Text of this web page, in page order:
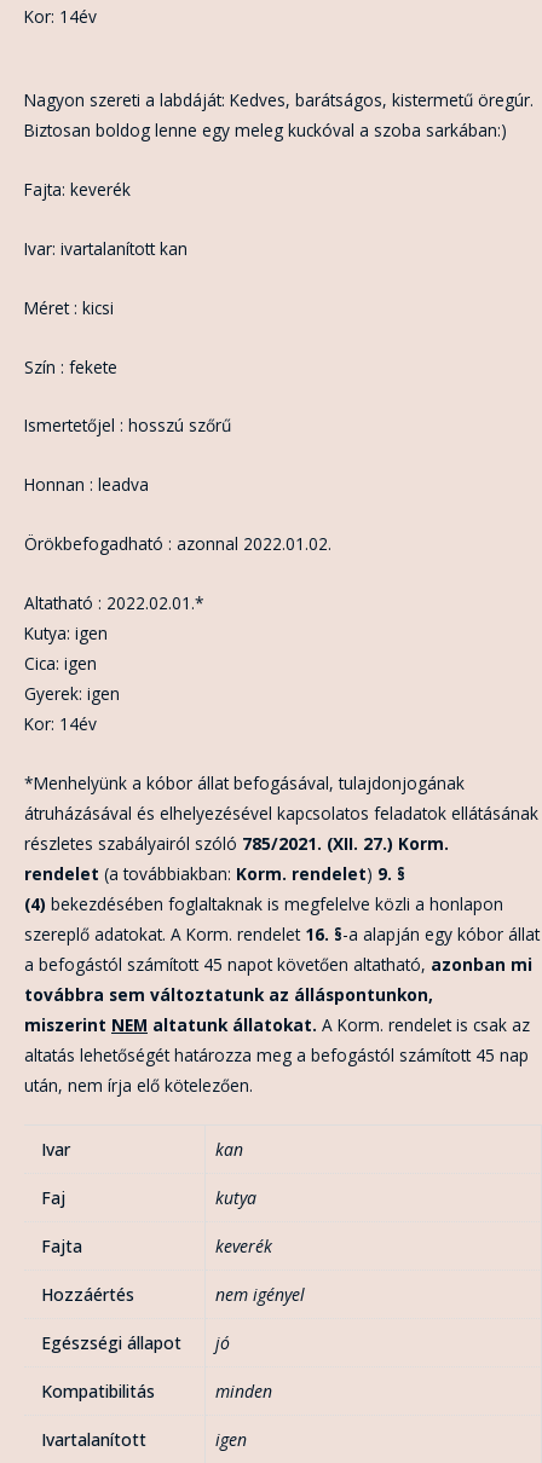
Kor: 14év
Nagyon szereti a labdáját: Kedves, barátságos, kistermetű öregúr.
Biztosan boldog lenne egy meleg kuckóval a szoba sarkában:)
Fajta: keverék
Ivar: ivartalanított kan
Méret : kicsi
Szín : fekete
Ismertetőjel : hosszú szőrű
Honnan : leadva
Örökbefogadható : azonnal 2022.01.02.
Altatható : 2022.02.01.*
Kutya: igen
Cica: igen
Gyerek: igen
Kor: 14év
*Menhelyünk a kóbor állat befogásával, tulajdonjogának
átruházásával és elhelyezésével kapcsolatos feladatok ellátásának
részletes szabályairól szóló 785/2021. (XII. 27.) Korm.
rendelet (a továbbiakban: Korm. rendelet) 9. §
(4) bekezdésében foglaltaknak is megfelelve közli a honlapon
szereplő adatokat. A Korm. rendelet 16. §-a alapján egy kóbor állat
a befogástól számított 45 napot követően altatható, azonban mi
továbbra sem változtatunk az álláspontunkon,
miszerint NEM altatunk állatokat. A Korm. rendelet is csak az
altatás lehetőségét határozza meg a befogástól számított 45 nap
után, nem írja elő kötelezően.
Ivar kan
Faj kutya
Fajta keverék
Hozzáértés nem igényel
Egészségi állapot jó
Kompatibilitás minden
Ivartalanított igen